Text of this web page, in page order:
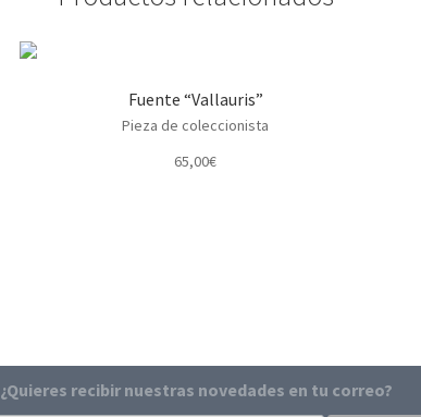
Fuente “Vallauris”
Pieza de coleccionista
65,00€
¿Quieres recibir nuestras novedades en tu correo?